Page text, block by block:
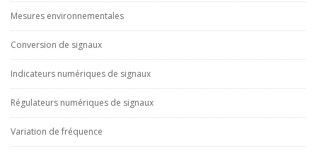
Mesures environnementales
Conversion de signaux
Indicateurs numériques de signaux
Régulateurs numériques de signaux
Variation de fréquence